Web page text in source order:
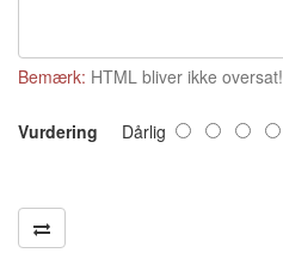
Bemærk: HTML bliver ikke oversat!
Vurdering Dårlig